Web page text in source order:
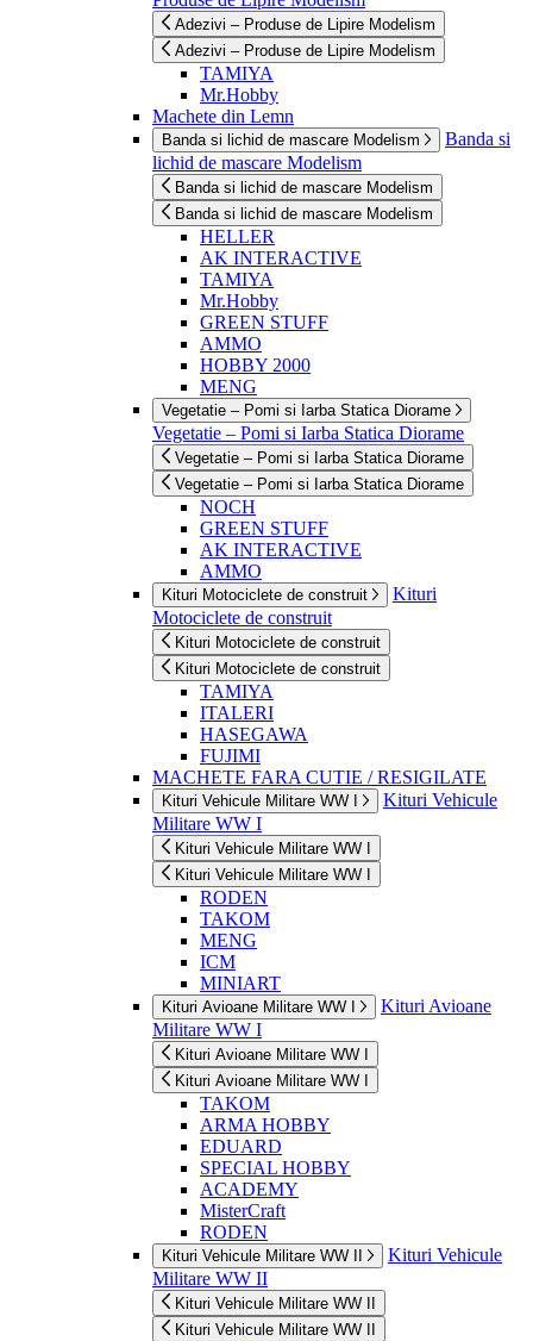
Adezivi – Produse de Lipire Modelism
Adezivi – Produse de Lipire Modelism
TAMIYA
Mr.Hobby
Machete din Lemn
Banda si lichid de mascare Modelism
Banda si
lichid de mascare Modelism
Banda si lichid de mascare Modelism
Banda si lichid de mascare Modelism
HELLER
AK INTERACTIVE
TAMIYA
Mr.Hobby
GREEN STUFF
AMMO
HOBBY 2000
MENG
Vegetatie – Pomi si Iarba Statica Diorame
Vegetatie – Pomi si Iarba Statica Diorame
Vegetatie – Pomi si Iarba Statica Diorame
Vegetatie – Pomi si Iarba Statica Diorame
NOCH
GREEN STUFF
AK INTERACTIVE
AMMO
Kituri Motociclete de construit
Kituri
Motociclete de construit
Kituri Motociclete de construit
Kituri Motociclete de construit
TAMIYA
ITALERI
HASEGAWA
FUJIMI
MACHETE FARA CUTIE / RESIGILATE
Kituri Vehicule Militare WW I
Kituri Vehicule
Militare WW I
Kituri Vehicule Militare WW I
Kituri Vehicule Militare WW I
RODEN
TAKOM
MENG
ICM
MINIART
Kituri Avioane Militare WW I
Kituri Avioane
Militare WW I
Kituri Avioane Militare WW I
Kituri Avioane Militare WW I
TAKOM
ARMA HOBBY
EDUARD
SPECIAL HOBBY
ACADEMY
MisterCraft
RODEN
Kituri Vehicule Militare WW II
Kituri Vehicule
Militare WW II
Kituri Vehicule Militare WW II
Kituri Vehicule Militare WW II